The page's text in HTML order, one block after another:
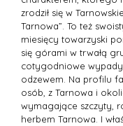
zrodził się w
Tarnowa”. To też
miesięcy towarzyski
się górami w trwałą
cotygodniowe wypady
odzewem. Na profilu
osób, z Tarnowa i
wymagające szczyty,
herbem Tarnowa. I